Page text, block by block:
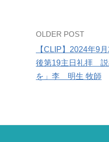
Post
navigation
OLDER POST
【CLIP】2024年9
後第19主日礼拝 説
を」李 明生 牧師